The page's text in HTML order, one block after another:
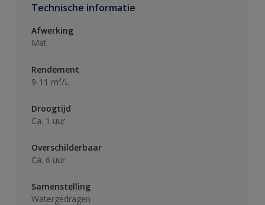
Technische informatie
Afwerking
Mat
Rendement
9-11 m²/L
Droogtijd
Ca. 1 uur
Overschilderbaar
Ca. 6 uur
Samenstelling
Watergedragen